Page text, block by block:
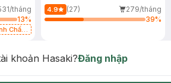
tháng
13%
Chất
4.9 (27)
279/tháng
39%
khoản Hasaki?Đăng nhập